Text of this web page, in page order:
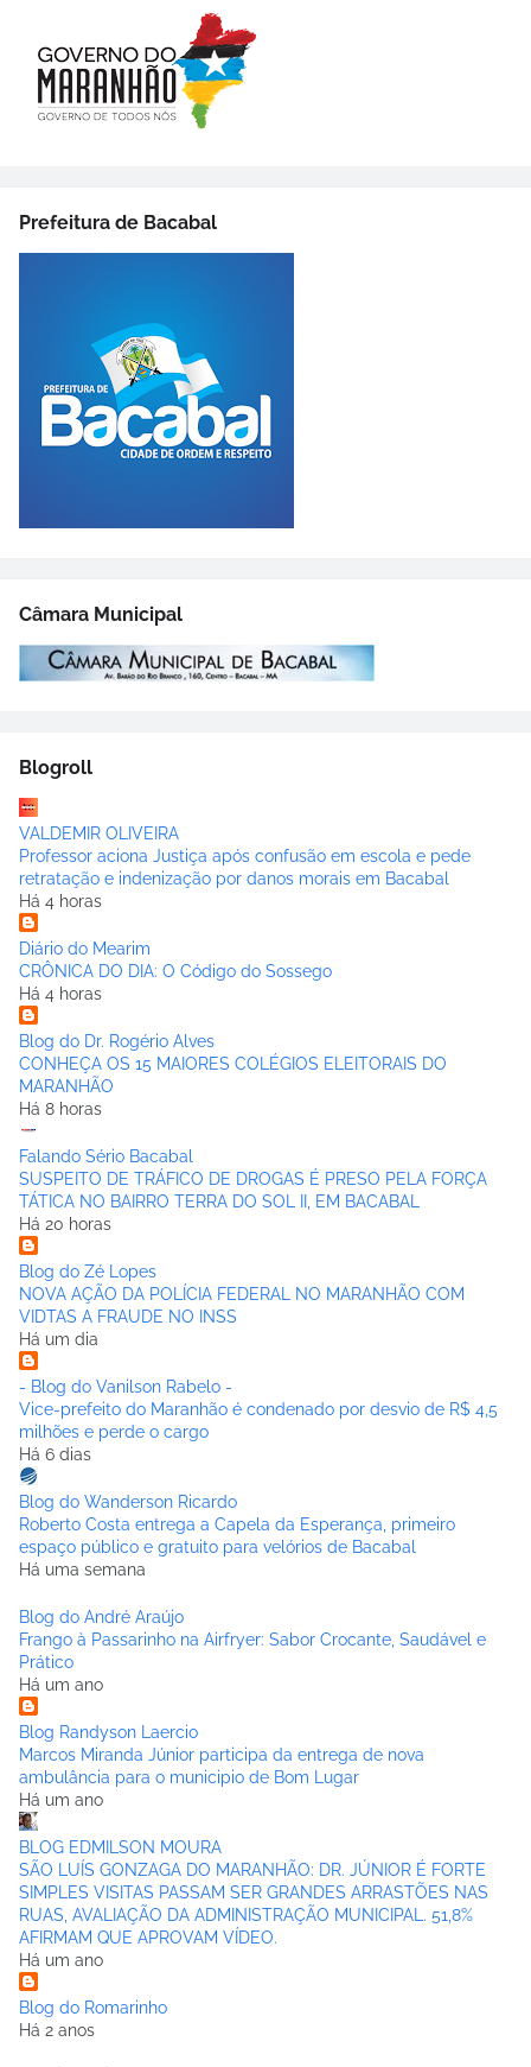
Prefeitura de Bacabal
Câmara Municipal
Blogroll
VALDEMIR OLIVEIRA
Professor aciona Justiça após confusão em escola e pede
retratação e indenização por danos morais em Bacabal
Há 4 horas
Diário do Mearim
CRÔNICA DO DIA: O Código do Sossego
Há 4 horas
Blog do Dr. Rogério Alves
CONHEÇA OS 15 MAIORES COLÉGIOS ELEITORAIS DO
MARANHÃO
Há 8 horas
Falando Sério Bacabal
SUSPEITO DE TRÁFICO DE DROGAS É PRESO PELA FORÇA
TÁTICA NO BAIRRO TERRA DO SOL II, EM BACABAL
Há 20 horas
Blog do Zé Lopes
NOVA AÇÃO DA POLÍCIA FEDERAL NO MARANHÃO COM
VIDTAS A FRAUDE NO INSS
Há um dia
- Blog do Vanilson Rabelo -
Vice-prefeito do Maranhão é condenado por desvio de R$ 4,5
milhões e perde o cargo
Há 6 dias
Blog do Wanderson Ricardo
Roberto Costa entrega a Capela da Esperança, primeiro
espaço público e gratuito para velórios de Bacabal
Há uma semana
Blog do André Araújo
Frango à Passarinho na Airfryer: Sabor Crocante, Saudável e
Prático
Há um ano
Blog Randyson Laercio
Marcos Miranda Júnior participa da entrega de nova
ambulância para o municipio de Bom Lugar
Há um ano
BLOG EDMILSON MOURA
SÃO LUÍS GONZAGA DO MARANHÃO: DR. JÚNIOR É FORTE
SIMPLES VISITAS PASSAM SER GRANDES ARRASTÕES NAS
RUAS, AVALIAÇÃO DA ADMINISTRAÇÃO MUNICIPAL. 51,8%
AFIRMAM QUE APROVAM VÍDEO.
Há um ano
Blog do Romarinho
Há 2 anos